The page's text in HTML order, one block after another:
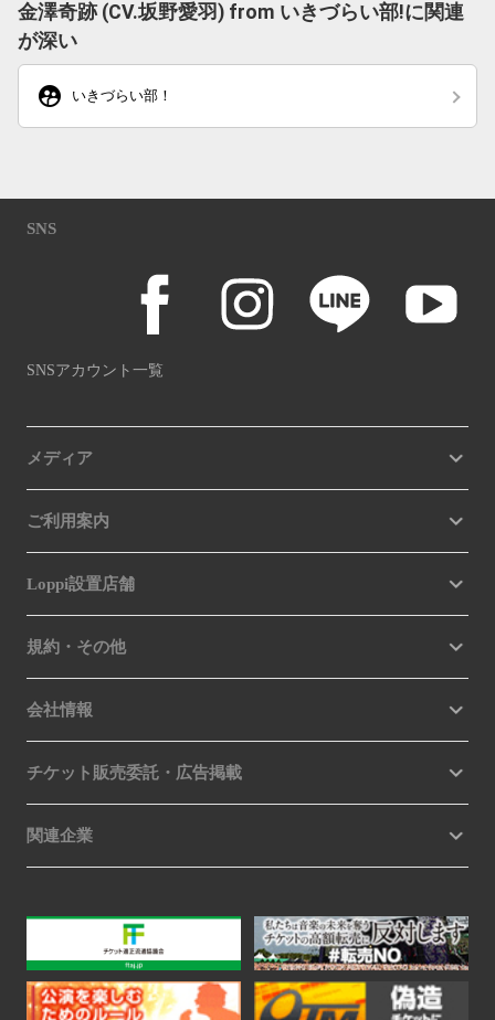
金澤奇跡 (CV.坂野愛羽) from いきづらい部!に関連
が深い
supervised_user_circle いきづらい部！
SNS
SNSアカウント一覧
メディア
ご利用案内
Loppi設置店舗
規約・その他
会社情報
チケット販売委託・広告掲載
関連企業